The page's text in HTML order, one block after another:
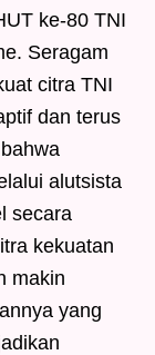
ke-80 TNI
Seragam
citra TNI
dan terus
alutsista
secara
kekuatan
makin
yang